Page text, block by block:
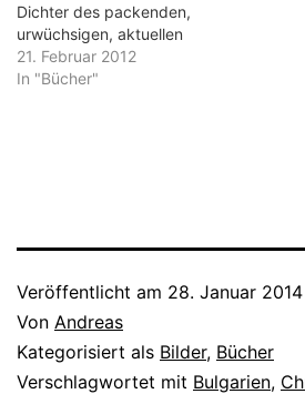
Dichter des packenden,
urwüchsigen, aktuellen
Schlagers, die in
Frankreich die Entwicklung
rücksichtslos zu entblößen
Pfeilregen des…
21. Februar 2012
In "Bücher"
Veröffentlicht am 28. Januar 2014
Von Andreas
Kategorisiert als Bilder, Bücher
Verschlagwortet mit Bulgarien,